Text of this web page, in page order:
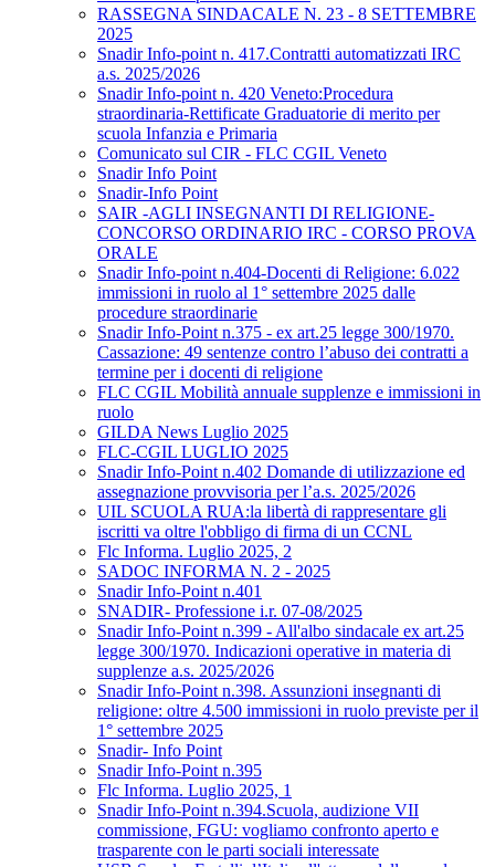
RASSEGNA SINDACALE N. 23 - 8 SETTEMBRE
2025
Snadir Info-point n. 417.Contratti automatizzati IRC
a.s. 2025/2026
Snadir Info-point n. 420 Veneto:Procedura
straordinaria-Rettificate Graduatorie di merito per
scuola Infanzia e Primaria
Comunicato sul CIR - FLC CGIL Veneto
Snadir Info Point
Snadir-Info Point
SAIR -AGLI INSEGNANTI DI RELIGIONE-
CONCORSO ORDINARIO IRC - CORSO PROVA
ORALE
Snadir Info-point n.404-Docenti di Religione: 6.022
immissioni in ruolo al 1° settembre 2025 dalle
procedure straordinarie
Snadir Info-Point n.375 - ex art.25 legge 300/1970.
Cassazione: 49 sentenze contro l’abuso dei contratti a
termine per i docenti di religione
FLC CGIL Mobilità annuale supplenze e immissioni in
ruolo
GILDA News Luglio 2025
FLC-CGIL LUGLIO 2025
Snadir Info-Point n.402 Domande di utilizzazione ed
assegnazione provvisoria per l’a.s. 2025/2026
UIL SCUOLA RUA:la libertà di rappresentare gli
iscritti va oltre l'obbligo di firma di un CCNL
Flc Informa. Luglio 2025, 2
SADOC INFORMA N. 2 - 2025
Snadir Info-Point n.401
SNADIR- Professione i.r. 07-08/2025
Snadir Info-Point n.399 - All'albo sindacale ex art.25
legge 300/1970. Indicazioni operative in materia di
supplenze a.s. 2025/2026
Snadir Info-Point n.398. Assunzioni insegnanti di
religione: oltre 4.500 immissioni in ruolo previste per il
1° settembre 2025
Snadir- Info Point
Snadir Info-Point n.395
Flc Informa. Luglio 2025, 1
Snadir Info-Point n.394.Scuola, audizione VII
commissione, FGU: vogliamo confronto aperto e
trasparente con le parti sociali interessate